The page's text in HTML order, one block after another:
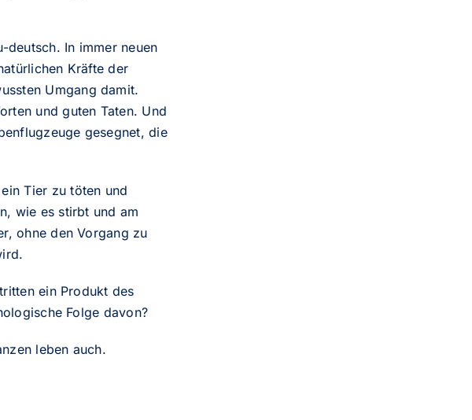
In immer neuen
Kräfte der
Umgang damit.
und guten Taten. Und
gesegnet, die
Tier zu töten und
wie es stirbt und am
ohne den Vorgang zu
ein Produkt des
Folge davon?
leben auch.